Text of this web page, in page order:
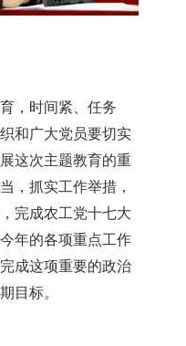
，时间紧、任务
和广大党员要切实
这次主题教育的重
，抓实工作举措，
完成农工党十七大
年的各项重点工作
成这项重要的政治
目标。